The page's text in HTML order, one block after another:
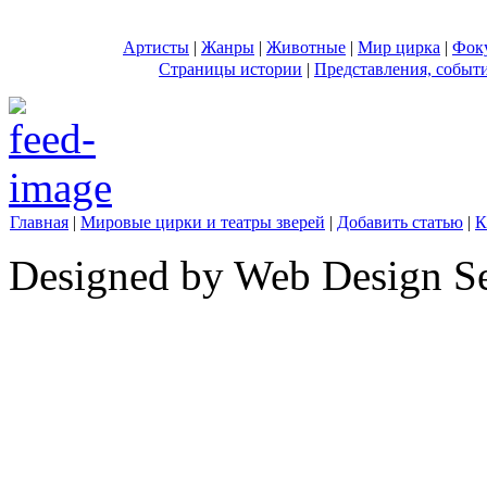
Артисты | Жанры | Животные | Мир цирка |
Страницы истории | Представления,
Главная | Мировые цирки и театры зверей | Добавить статью |
Designed by Web Design